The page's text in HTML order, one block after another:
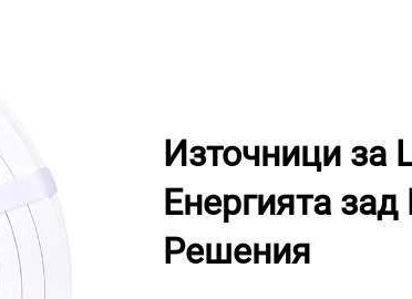
Източници за
Енергията
Решения